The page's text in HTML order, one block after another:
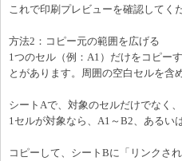
これで印刷プレビューを確認してく
方法2：コピー元の範囲を広げる
1つのセル（例：A1）だけをコピー
とがあります。周囲の空白セルを含
シートAで、対象のセルだけでなく
1セルが対象なら、A1～B2、あるい
コピーして、シートBに「リンクさ